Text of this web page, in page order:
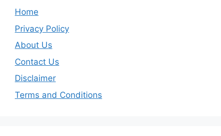
Home
Privacy Policy
About Us
Contact Us
Disclaimer
Terms and Conditions